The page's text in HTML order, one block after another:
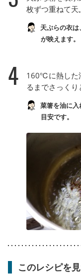
枚ずつ重ねて天
天ぷらの衣
が映えます。
4
160℃に熱した
るまでさっくり
菜箸を油に
目安です。
このレシピを